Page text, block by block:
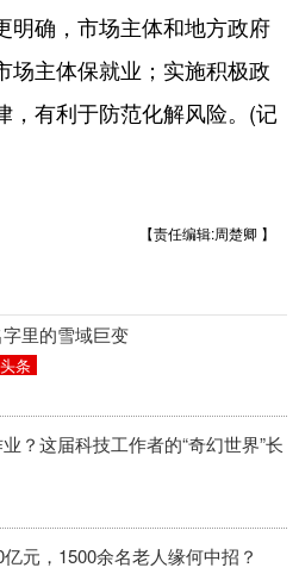
明确，市场主体和地方政府
场主体保就业；实施积极政
，有利于防范化解风险。(记
【责任编辑:周楚卿 】
里的雪域巨变
条
？这届科技工作者的“奇幻世界”长
元，1500余名老人缘何中招？